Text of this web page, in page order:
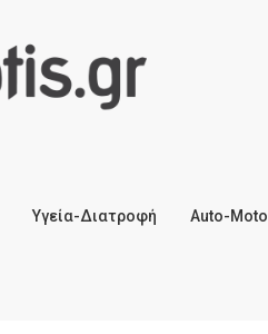
Υγεία-Διατροφή Auto-Moto